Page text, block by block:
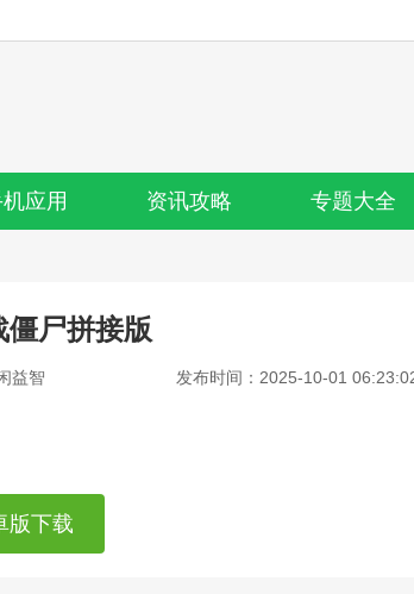
应用 资讯攻略 专题大全
僵尸拼接版
益智 发布时间：2025-10-01
版下载